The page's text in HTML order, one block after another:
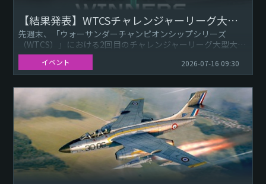
【結果発表】WTCSチャレンジャーリーグ大型大会II：優勝チーム「Team Warning」
先週末、「ウォーサンダーチャンピオンシップシリーズ
（WTCS）」における2回目のチャレンジャーリーグ大型大
会、WTCSチャレンジャーリーグ大型大会IIが幕を閉じまし
た。最終的に、T...
イベント 2026-07-16 09:30